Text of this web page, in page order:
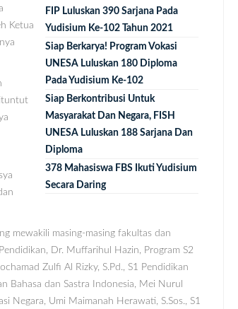
FIP Luluskan 390 Sarjana Pada
Yudisium Ke-102 Tahun 2021
Siap Berkarya! Program Vokasi
UNESA Luluskan 180 Diploma
Pada Yudisium Ke-102
Siap Berkontribusi Untuk
Masyarakat Dan Negara, FISH
UNESA Luluskan 188 Sarjana Dan
Diploma
378 Mahasiswa FBS Ikuti Yudisium
Secara Daring
Ketua
mewakili masing-masing fakultas dan
Dr. Muffarihul Hazin, Program S2
Zulfi Al Rizky, S.Pd., S1 Pendidikan
Bahasa dan Sastra Indonesia, Mei Nurul
Negara, Umi Maimanah Herawati, S.Sos., S1